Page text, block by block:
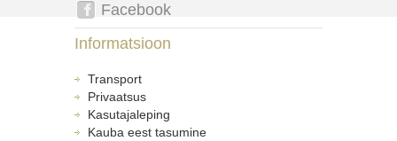
Facebook
Informatsioon
Transport
Privaatsus
Kasutajaleping
Kauba eest tasumine